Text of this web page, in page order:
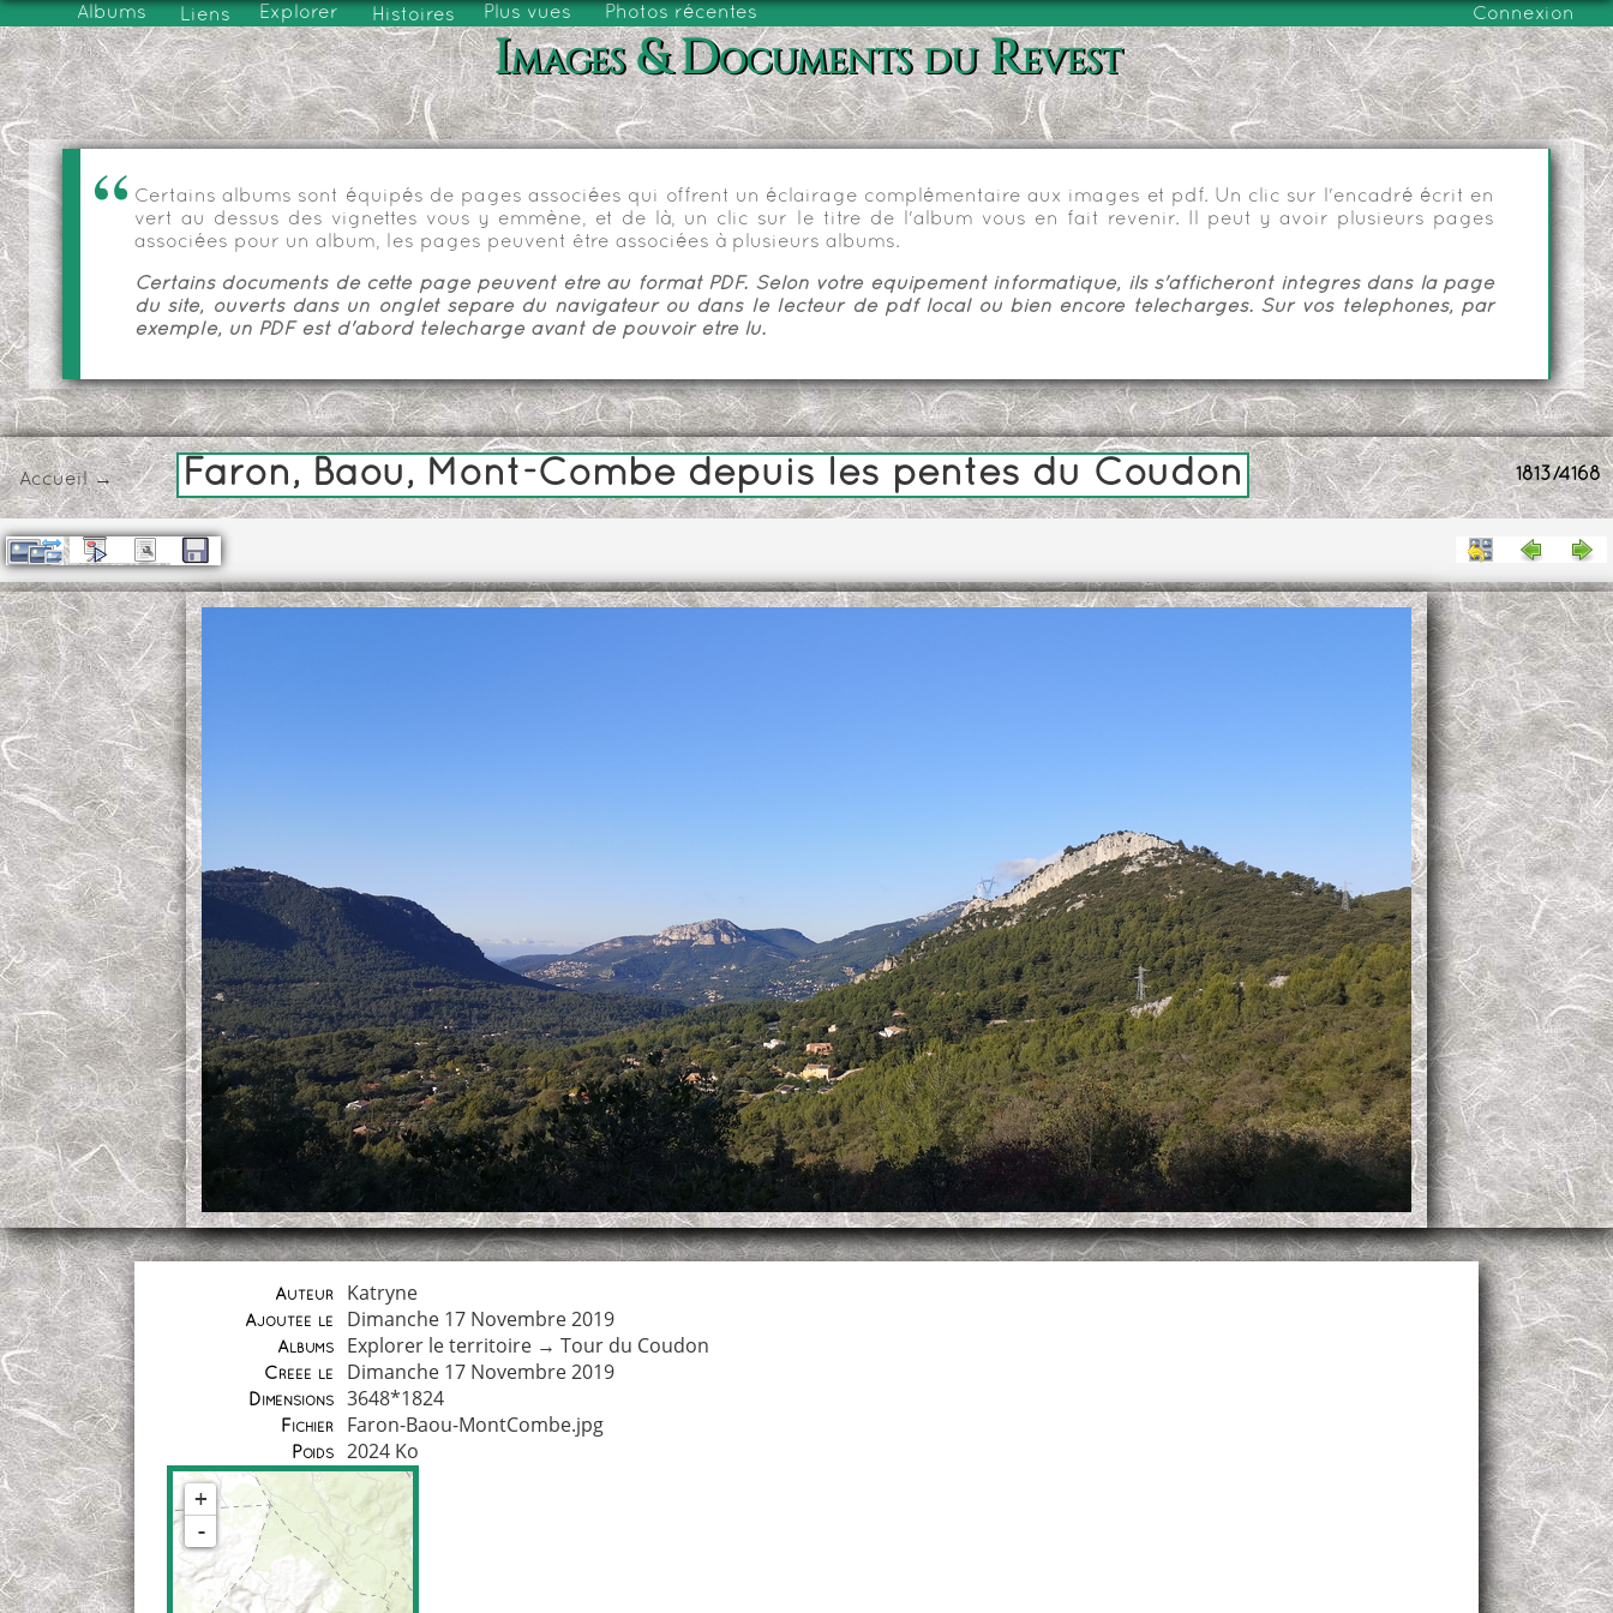
Albums Liens Explorer Histoires Plus vues Photos récentes Connexion
Images & Documents du Revest
Certains albums sont équipés de pages associées qui offrent un éclairage complémentaire aux images et pdf. Un clic sur l'encadré écrit en
vert au dessus des vignettes vous y emmène, et de là, un clic sur le titre de l'album vous en fait revenir. Il peut y avoir plusieurs pages
associées pour un album, les pages peuvent être associées à plusieurs albums.
Certains documents de cette page peuvent être au format PDF. Selon votre équipement informatique, ils s'afficheront intégrés dans la page
du site, ouverts dans un onglet séparé du navigateur ou dans le lecteur de pdf local ou bien encore téléchargés. Sur vos téléphones, par
exemple, un PDF est d'abord téléchargé avant de pouvoir être lu.
1813/4168
Accueil→ Faron, Baou, Mont-Combe depuis les pentes du Coudon
Auteur Katryne
Ajoutée le Dimanche 17 Novembre 2019
Albums Explorer le territoire → Tour du Coudon
Créée le Dimanche 17 Novembre 2019
Dimensions 3648*1824
Fichier Faron-Baou-MontCombe.jpg
Poids 2024 Ko
+
-